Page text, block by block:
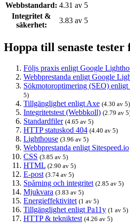
Webbstandard: 4.31 av 5
Integritet &
säkerhet:
3.83 av 5
Hoppa till senaste
Följs praxis enligt Google
Webbprestanda enligt Google
Sökmotoroptimering (SEO)
5)
Tillgänglighet enligt Axe (4.30 av 5)
Integritetstest (Webbkoll) (2.79 av
Standardfiler (4.65 av 5)
HTTP statuskod 404 (4.40 av 5)
Lighthouse (3.96 av 5)
Webbprestanda enligt Sitespeed.io
CSS (3.85 av 5)
HTML (2.90 av 5)
E-post (3.74 av 5)
Spårning och integritet (2.85 av 5)
Mjukvara (3.83 av 5)
Energieffektivitet (1 av 5)
Tillgänglighet enligt Pa11y (1 av 5)
HTTP & tekniktest (4.26 av 5)